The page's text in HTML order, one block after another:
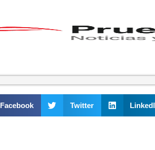
Facebook Twitter